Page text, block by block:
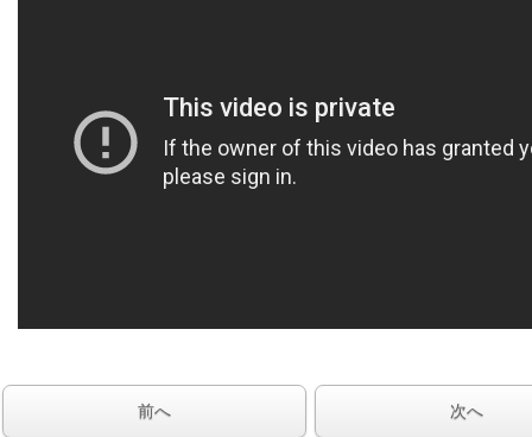
前へ 次へ